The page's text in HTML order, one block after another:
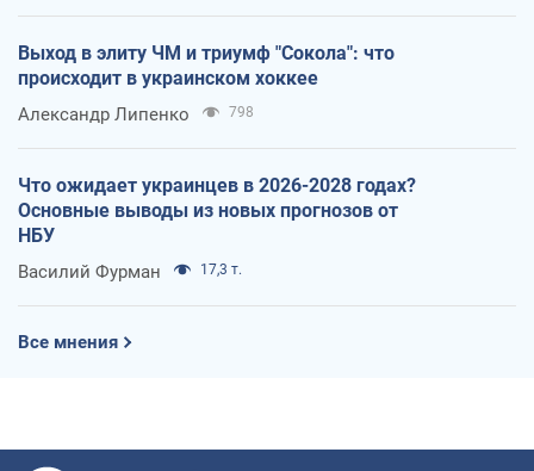
Выход в элиту ЧМ и триумф "Сокола": что
происходит в украинском хоккее
Александр Липенко 798
Что ожидает украинцев в 2026-2028 годах?
Основные выводы из новых прогнозов от
НБУ
Василий Фурман 17,3 т.
Все мнения